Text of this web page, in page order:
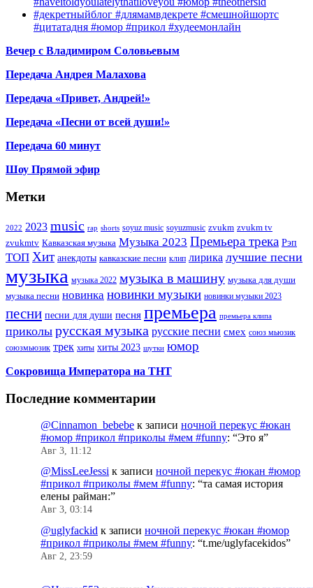
#декретныйблог #длямамвдекрете #смешнойшортс
#цитатадня #юмор #прикол #худеемонлайн
Вечер с Владимиром Соловьевым
Передача Андрея Малахова
Передача «Привет, Андрей!»
Передача «Песни от всей души!»
Передача 60 минут
Шоу Прямой эфир
Метки
2022 2023 music rap shorts soyuz music soyuzmusic zvukm zvukm tv
zvukmtv Кавказская музыка Музыка 2023 Премьера трека Рэп
ТОП Хит анекдоты кавказские песни клип лирика лучшие песни
музыка музыка 2022 музыка в машину музыка для души
музыка песни новинка новинки музыки новинки музыки 2023
песни песни для души песня премьера премьера клипа
приколы русская музыка русские песни смех союз мьюзик
союзмьюзик трек хиты хиты 2023 шутки юмор
Сокровища Императора на ТНТ
Последние комментарии
@Cinnamon_bebebe к записи ночной перекус #юкан
#юмор #прикол #приколы #мем #funny: “Это я”
Авг 3, 11:12
@MissLeeJessi к записи ночной перекус #юкан #юмор
#прикол #приколы #мем #funny: “та самая история
елены райман:”
Авг 3, 03:14
@uglyfackid к записи ночной перекус #юкан #юмор
#прикол #приколы #мем #funny: “t.me/uglyfacekidos”
Авг 2, 23:59